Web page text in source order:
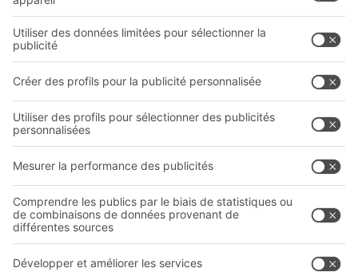
Solutions intralogistiques
Bacs en matière plastique
Systèmes de rayonnages
Prestations de service
LE PRO DU STOCKAGE
Entreprise
Qui sommes-nous ?
Sites internationaux
Follow us
ABIT O
YOUR LIFE.